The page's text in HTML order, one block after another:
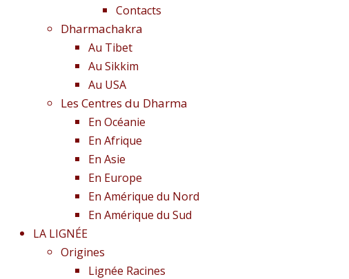
Contacts
Dharmachakra
Au Tibet
Au Sikkim
Au USA
Les Centres du Dharma
En Océanie
En Afrique
En Asie
En Europe
En Amérique du Nord
En Amérique du Sud
LA LIGNÉE
Origines
Lignée Racines